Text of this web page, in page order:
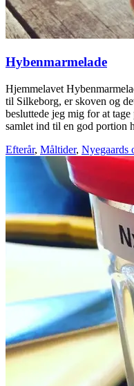
Hybenmarmelade
Hjemmelavet
til Silkeborg, er skoven og
besluttede jeg mig for at
samlet ind til en god portion
Efterår, Måltider, Nyegaards